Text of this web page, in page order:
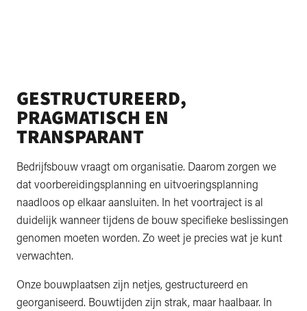
GESTRUCTUREERD,
PRAGMATISCH EN
TRANSPARANT
Bedrijfsbouw vraagt om organisatie. Daarom zorgen we
dat voorbereidingsplanning en uitvoeringsplanning
naadloos op elkaar aansluiten. In het voortraject is al
duidelijk wanneer tijdens de bouw specifieke beslissingen
genomen moeten worden. Zo weet je precies wat je kunt
verwachten.
Onze bouwplaatsen zijn netjes, gestructureerd en
georganiseerd. Bouwtijden zijn strak, maar haalbaar. In